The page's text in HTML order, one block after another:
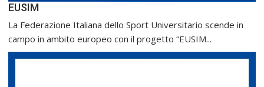
EUSIM
La Federazione Italiana dello Sport Universitario scende in
campo in ambito europeo con il progetto “EUSIM...